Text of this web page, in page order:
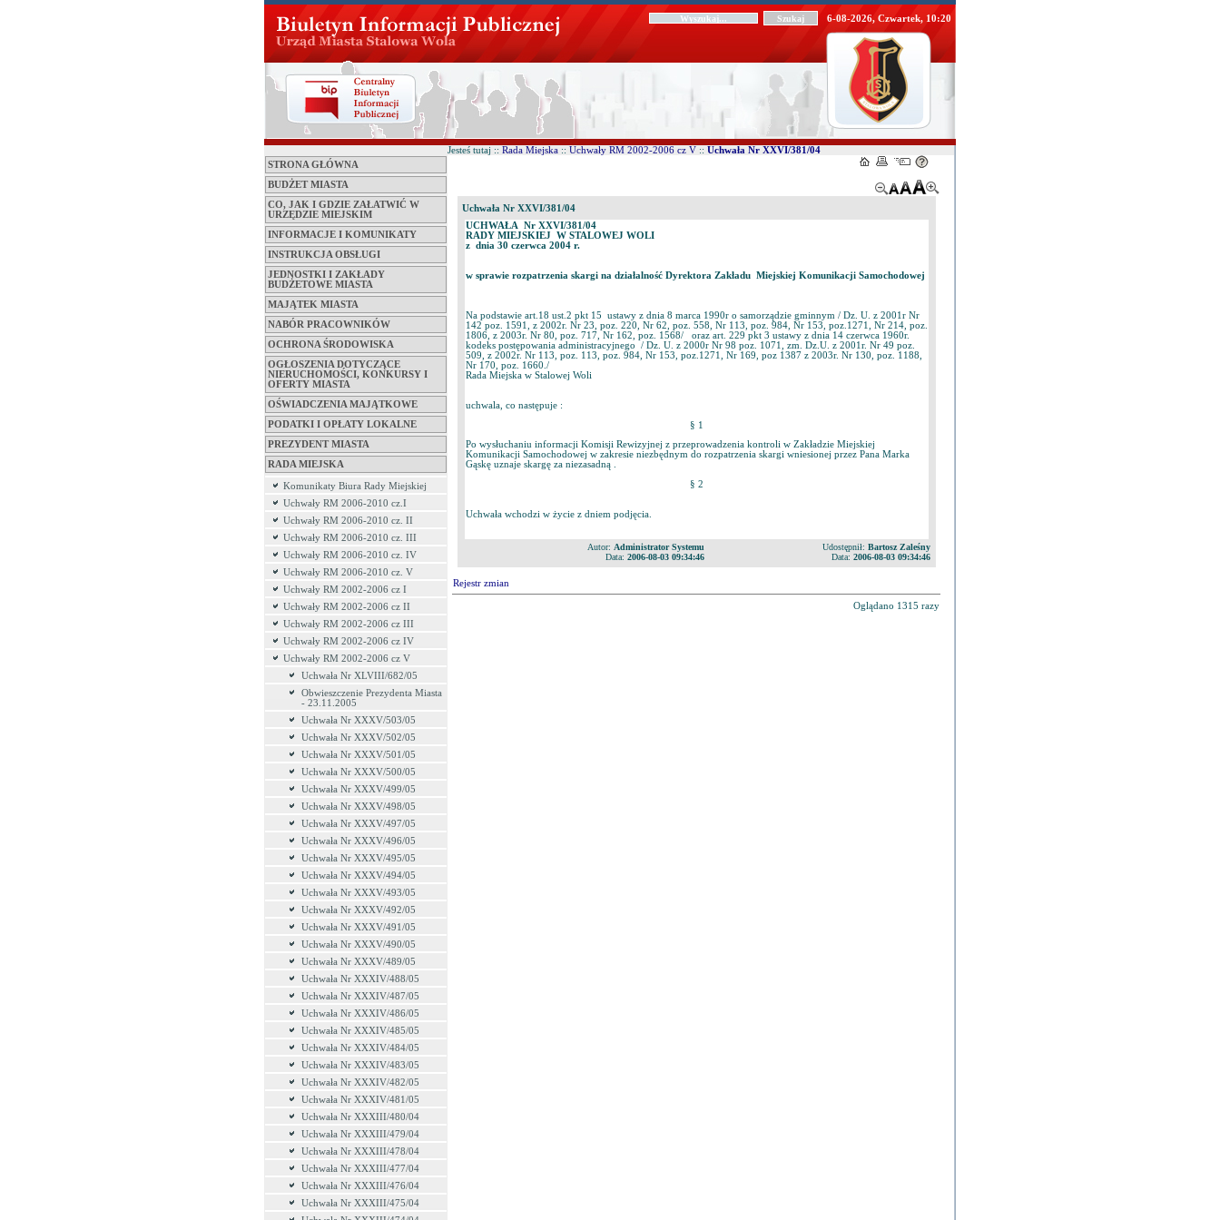
6-08-2026, Czwartek, 10:20
STRONA GŁÓWNA
BUDŻET MIASTA
CO, JAK I GDZIE ZAŁATWIĆ W
URZĘDZIE MIEJSKIM
INFORMACJE I KOMUNIKATY
INSTRUKCJA OBSŁUGI
JEDNOSTKI I ZAKŁADY
BUDŻETOWE MIASTA
MAJĄTEK MIASTA
NABÓR PRACOWNIKÓW
OCHRONA ŚRODOWISKA
OGŁOSZENIA DOTYCZĄCE
NIERUCHOMOŚCI, KONKURSY I
OFERTY MIASTA
OŚWIADCZENIA MAJĄTKOWE
PODATKI I OPŁATY LOKALNE
PREZYDENT MIASTA
RADA MIEJSKA
Komunikaty Biura Rady Miejskiej
Uchwały RM 2006-2010 cz.I
Uchwały RM 2006-2010 cz. II
Uchwały RM 2006-2010 cz. III
Uchwały RM 2006-2010 cz. IV
Uchwały RM 2006-2010 cz. V
Uchwały RM 2002-2006 cz I
Uchwały RM 2002-2006 cz II
Uchwały RM 2002-2006 cz III
Uchwały RM 2002-2006 cz IV
Uchwały RM 2002-2006 cz V
Uchwała Nr XLVIII/682/05
Obwieszczenie Prezydenta Miasta
- 23.11.2005
Uchwała Nr XXXV/503/05
Uchwała Nr XXXV/502/05
Uchwała Nr XXXV/501/05
Uchwała Nr XXXV/500/05
Uchwała Nr XXXV/499/05
Uchwała Nr XXXV/498/05
Uchwała Nr XXXV/497/05
Uchwała Nr XXXV/496/05
Uchwała Nr XXXV/495/05
Uchwała Nr XXXV/494/05
Uchwała Nr XXXV/493/05
Uchwała Nr XXXV/492/05
Uchwała Nr XXXV/491/05
Uchwała Nr XXXV/490/05
Uchwała Nr XXXV/489/05
Uchwała Nr XXXIV/488/05
Uchwała Nr XXXIV/487/05
Uchwała Nr XXXIV/486/05
Uchwała Nr XXXIV/485/05
Uchwała Nr XXXIV/484/05
Uchwała Nr XXXIV/483/05
Uchwała Nr XXXIV/482/05
Uchwała Nr XXXIV/481/05
Uchwała Nr XXXIII/480/04
Uchwała Nr XXXIII/479/04
Uchwała Nr XXXIII/478/04
Uchwała Nr XXXIII/477/04
Uchwała Nr XXXIII/476/04
Uchwała Nr XXXIII/475/04
Jesteś tutaj :: Rada Miejska :: Uchwały RM 2002-2006 cz V :: Uchwała Nr XXVI/381/04
Uchwała Nr XXVI/381/04
UCHWAŁA Nr XXVI/381/04
RADY MIEJSKIEJ W STALOWEJ WOLI
z dnia 30 czerwca 2004 r.
w sprawie rozpatrzenia skargi na działalność Dyrektora Zakładu Miejskiej Komunikacji Samochodowej
Na podstawie art.18 ust.2 pkt 15 ustawy z dnia 8 marca 1990r o samorządzie gminnym / Dz. U. z 2001r Nr
142 poz. 1591, z 2002r. Nr 23, poz. 220, Nr 62, poz. 558, Nr 113, poz. 984, Nr 153, poz.1271, Nr 214, poz.
1806, z 2003r. Nr 80, poz. 717, Nr 162, poz. 1568/ oraz art. 229 pkt 3 ustawy z dnia 14 czerwca 1960r.
kodeks postępowania administracyjnego / Dz. U. z 2000r Nr 98 poz. 1071, zm. Dz.U. z 2001r. Nr 49 poz.
509, z 2002r. Nr 113, poz. 113, poz. 984, Nr 153, poz.1271, Nr 169, poz 1387 z 2003r. Nr 130, poz. 1188,
Nr 170, poz. 1660./
Rada Miejska w Stalowej Woli
uchwala, co następuje :
§ 1
Po wysłuchaniu informacji Komisji Rewizyjnej z przeprowadzenia kontroli w Zakładzie Miejskiej
Komunikacji Samochodowej w zakresie niezbędnym do rozpatrzenia skargi wniesionej przez Pana Marka
Gąskę uznaje skargę za niezasadną .
§ 2
Uchwała wchodzi w życie z dniem podjęcia.
Autor: Administrator Systemu
Data: 2006-08-03 09:34:46
Udostępnił: Bartosz Zaleśny
Data: 2006-08-03 09:34:46
Rejestr zmian
Oglądano 1315 razy